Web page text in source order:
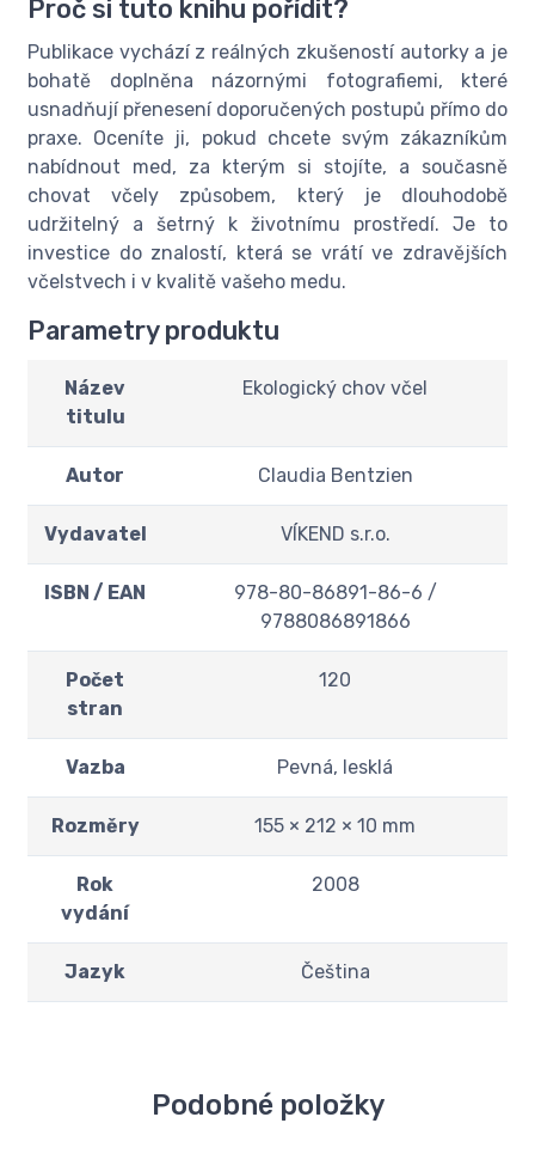
Proč si tuto knihu pořídit?
Publikace vychází z reálných zkušeností autorky a je
bohatě doplněna názornými fotografiemi, které
usnadňují přenesení doporučených postupů přímo do
praxe. Oceníte ji, pokud chcete svým zákazníkům
nabídnout med, za kterým si stojíte, a současně
chovat včely způsobem, který je dlouhodobě
udržitelný a šetrný k životnímu prostředí. Je to
investice do znalostí, která se vrátí ve zdravějších
včelstvech i v kvalitě vašeho medu.
Parametry produktu
Název
titulu
Ekologický chov včel
Autor Claudia Bentzien
Vydavatel VÍKEND s.r.o.
ISBN / EAN
978-80-86891-86-6 /
9788086891866
Počet
stran
120
Vazba Pevná, lesklá
Rozměry 155 × 212 × 10 mm
Rok
vydání
2008
Jazyk Čeština
Podobné položky